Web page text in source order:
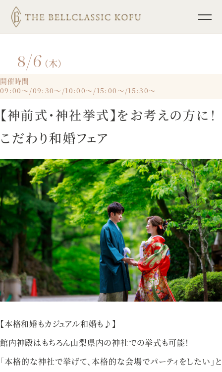
ご不明な点やご相談など、
お気軽にお問い合わせください
TOP
料理
ドレス
ホスピタリティ
プラン
フォトウェディング
宴会・会議
アクセス
ご参列の皆さまへ
プライバシーポリシー
採用情報
8/6 （木）
開催時間
09:00～/09:30～/10:00～/15:00～/15:30～
【神前式・神社挙式】をお考えの方に！
こだわり和婚フェア
【本格和婚もカジュアル和婚も♪】
館内神殿はもちろん山梨県内の神社での挙式も可能！
「本格的な神社で挙げて、本格的な会場でパーティをしたい」と